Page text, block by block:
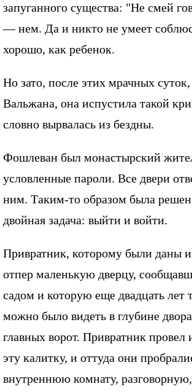
запуганного существа: "Не смей
— нем. Да и никто не умеет
хорошо, как ребенок.
Но зато, после этих мрачных
Вальжана, она испустила такой
словно вырвалась из бездны.
Фошлеван был монастырский
условленные пароли. Все двери
ним. Таким-то образом была
двойная задача: выйти и войти.
Привратник, которому были даны
отпер маленькую дверцу,
садом и которую еще двадцать лет
можно было видеть в глубине
главных ворот. Привратник провел
эту калитку, и оттуда они
внутреннюю комнату,